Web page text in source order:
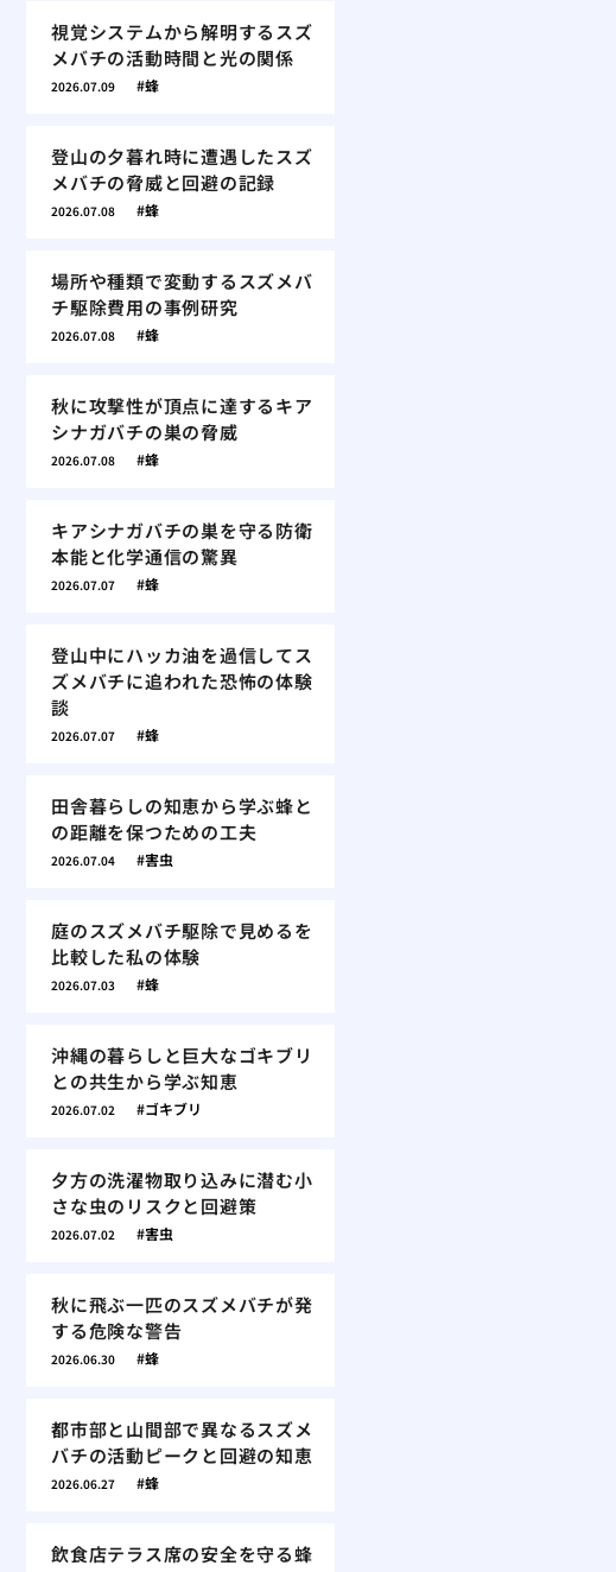
視覚システムから解明するスズ
メバチの活動時間と光の関係
2026.07.09 蜂
登山の夕暮れ時に遭遇したスズ
メバチの脅威と回避の記録
2026.07.08 蜂
場所や種類で変動するスズメバ
チ駆除費用の事例研究
2026.07.08 蜂
秋に攻撃性が頂点に達するキア
シナガバチの巣の脅威
2026.07.08 蜂
キアシナガバチの巣を守る防衛
本能と化学通信の驚異
2026.07.07 蜂
登山中にハッカ油を過信してス
ズメバチに追われた恐怖の体験
談
2026.07.07 蜂
田舎暮らしの知恵から学ぶ蜂と
の距離を保つための工夫
2026.07.04 害虫
庭のスズメバチ駆除で見めるを
比較した私の体験
2026.07.03 蜂
沖縄の暮らしと巨大なゴキブリ
との共生から学ぶ知恵
2026.07.02 ゴキブリ
夕方の洗濯物取り込みに潜む小
さな虫のリスクと回避策
2026.07.02 害虫
秋に飛ぶ一匹のスズメバチが発
する危険な警告
2026.06.30 蜂
都市部と山間部で異なるスズメ
バチの活動ピークと回避の知恵
2026.06.27 蜂
飲食店テラス席の安全を守る蜂